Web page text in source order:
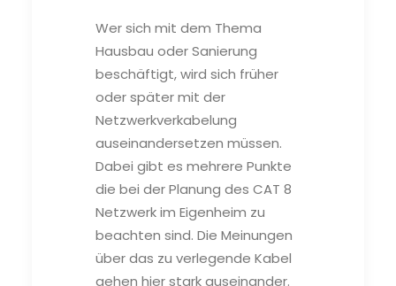
Wer sich mit dem Thema
Hausbau oder Sanierung
beschäftigt, wird sich früher
oder später mit der
Netzwerkverkabelung
auseinandersetzen müssen.
Dabei gibt es mehrere Punkte
die bei der Planung des CAT 8
Netzwerk im Eigenheim zu
beachten sind. Die Meinungen
über das zu verlegende Kabel
gehen hier stark auseinander.